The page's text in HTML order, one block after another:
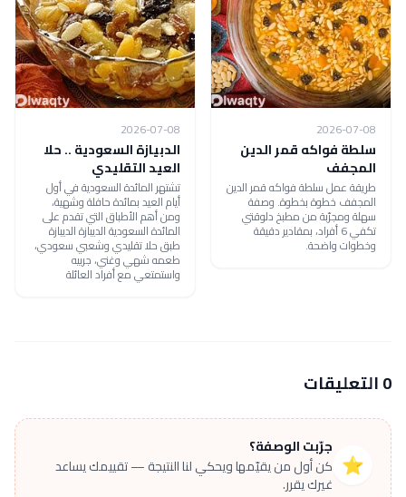
2026-07-08
سلطة فواكه قمر الدين
المجفف
طريقة عمل سلطة فواكه قمر الدين
المجفف خطوة بخطوة. وصفة
سهلة ومجرّبة من مطبخ دلوقتي
تكفي 6 أفراد، بمقادير دقيقة
وخطوات واضحة.
2026-07-08
الدبيازة السعودية .. حلا
العيد التقليدي
تشتهر المائدة السعودية في أول
أيام العيد بمائدة حافلة وشهية،
ومن أهم الأطباق التي تقدم على
المائدة السعودية الديبازة الديبازة
طبق حلا تقليدي وشعبي سعودي،
طعمه شهي وغني، جربيه
واستمتعي مع أفراد العائلة
0 التعليقات
⭐
جرّبت الوصفة؟
كن أول من يقيّمها ويحكي لنا النتيجة — تقييمك يساعد
غيرك يقرر.